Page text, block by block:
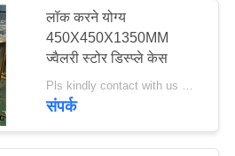
लॉक करने योग्य
450X450X1350MM
ज्वैलरी स्टोर डिस्प्ले केस
Pls kindly contact with us MOQ:1 दुकान या 5 सेट/गोल्डन ग्लास ज्वेलरी डिस्प्ले केस
संपर्क